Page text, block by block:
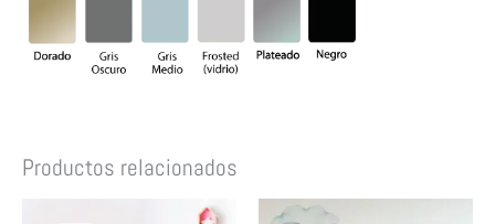
Productos relacionados